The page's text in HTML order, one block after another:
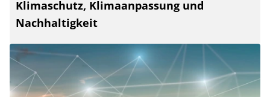
Klimaschutz, Klimaanpassung und
Nachhaltigkeit